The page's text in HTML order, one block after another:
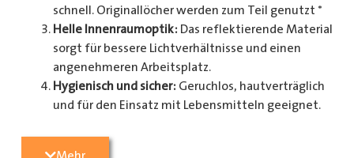
schnell. Originallöcher werden zum Teil genutzt *
Helle Innenraumoptik: Das reflektierende Material
sorgt für bessere Lichtverhältnisse und einen
angenehmeren Arbeitsplatz.
Hygienisch und sicher: Geruchlos, hautverträglich
und für den Einsatz mit Lebensmitteln geeignet.
Radkastenschutz, großflächigen Seitenteilen und